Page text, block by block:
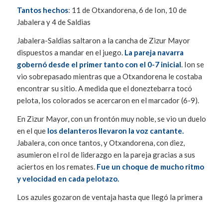
Tantos hechos: 11 de Otxandorena, 6 de Ion, 10 de
Jabalera y 4 de Saldias
Jabalera-Saldias saltaron a la cancha de Zizur Mayor
dispuestos a mandar en el juego.La pareja navarra
gobernó desde el primer tanto con el 0-7 inicial. Ion se
vio sobrepasado mientras que a Otxandorena le costaba
encontrar su sitio. A medida que el doneztebarra tocó
pelota, los colorados se acercaron en el marcador (6-9).
En Zizur Mayor, con un frontón muy noble, se vio un duelo
en el que los delanteros llevaron la voz cantante.
Jabalera, con once tantos, y Otxandorena, con diez,
asumieron el rol de liderazgo en la pareja gracias a sus
aciertos en los remates. Fue un choque de mucho ritmo
y velocidad en cada pelotazo.
Los azules gozaron de ventaja hasta que llegó la primera